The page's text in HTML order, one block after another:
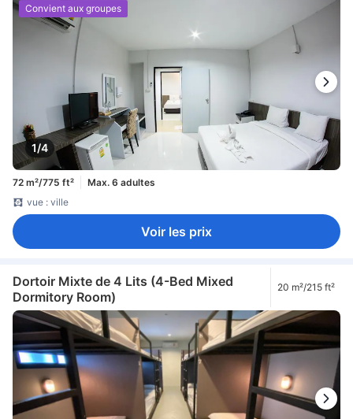
1/4
Convient aux groupes
72 m²/775 ft²
Max. 6 adultes
vue : ville
Voir les prix
Dortoir Mixte de 4 Lits (4-Bed Mixed
Dormitory Room)
20 m²/215 ft²